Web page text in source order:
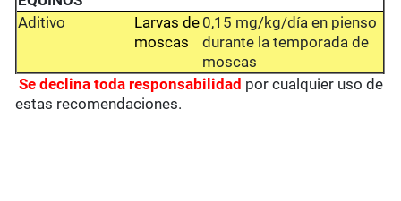
Aditivo
Larvas de
moscas
0,15 mg/kg/día en pienso
durante la temporada de
moscas
Se declina toda responsabilidad por cualquier uso de
estas recomendaciones.